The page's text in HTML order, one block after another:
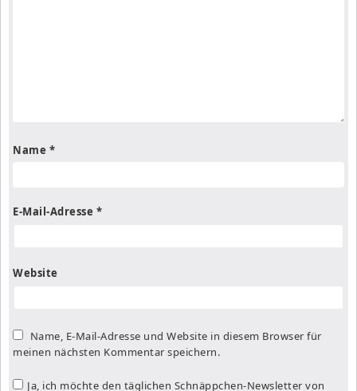
Name *
E-Mail-Adresse *
Website
Name, E-Mail-Adresse und Website in diesem Browser für
meinen nächsten Kommentar speichern.
Ja, ich möchte den täglichen Schnäppchen-Newsletter von